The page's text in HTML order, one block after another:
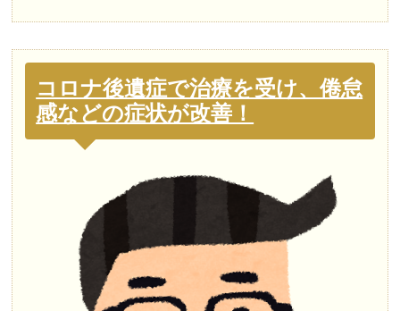
コロナ後遺症で治療を受け、倦怠
感などの症状が改善！